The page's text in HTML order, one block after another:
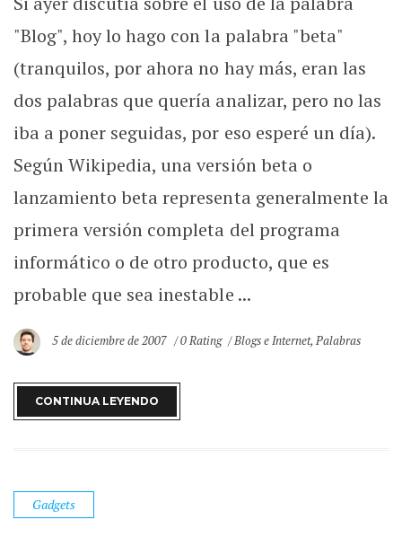
"Blog", hoy lo hago con la palabra "beta"
(tranquilos, por ahora no hay más, eran las
dos palabras que quería analizar, pero no las
iba a poner seguidas, por eso esperé un día).
Según Wikipedia, una versión beta o
lanzamiento beta representa generalmente la
primera versión completa del programa
informático o de otro producto, que es
probable que sea inestable ...
5 de diciembre de 2007 0 Rating Blogs e Internet,Palabras
CONTINUA LEYENDO
Gadgets